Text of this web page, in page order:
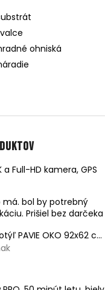
ohniská
Full-HD kamera, GPS
je 4 z 5 hviezdičiek.
bol by potrebný
Prišiel bez darčeka
Šarkan pre deti motýľ PAVIE OKO 92x62 cm
je 5 z 5 hviezdičiek.